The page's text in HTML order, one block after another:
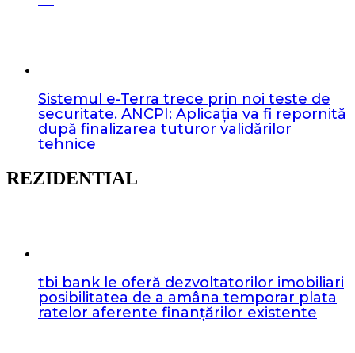
Sistemul e-Terra trece prin noi teste de
securitate. ANCPI: Aplicația va fi repornită
după finalizarea tuturor validărilor
tehnice
REZIDENTIAL
tbi bank le oferă dezvoltatorilor imobiliari
posibilitatea de a amâna temporar plata
ratelor aferente finanțărilor existente